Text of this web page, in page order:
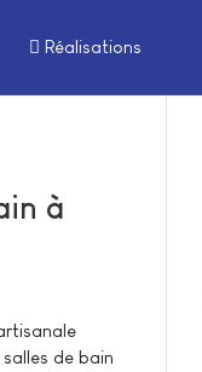
Réalisations
à
de bain